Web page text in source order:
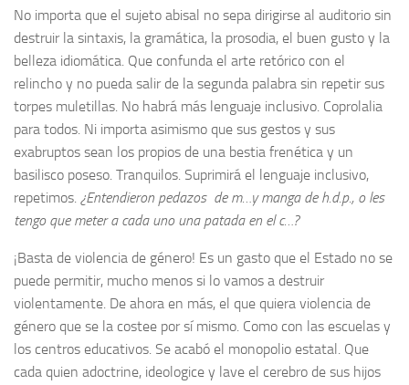
No importa que el sujeto abisal no sepa dirigirse al auditorio sin
destruir la sintaxis, la gramática, la prosodia, el buen gusto y la
belleza idiomática. Que confunda el arte retórico con el
relincho y no pueda salir de la segunda palabra sin repetir sus
torpes muletillas. No habrá más lenguaje inclusivo. Coprolalia
para todos. Ni importa asimismo que sus gestos y sus
exabruptos sean los propios de una bestia frenética y un
basilisco poseso. Tranquilos. Suprimirá el lenguaje inclusivo,
repetimos. ¿Entendieron pedazos de m…y manga de h.d.p., o les
tengo que meter a cada uno una patada en el c…?
¡Basta de violencia de género! Es un gasto que el Estado no se
puede permitir, mucho menos si lo vamos a destruir
violentamente. De ahora en más, el que quiera violencia de
género que se la costee por sí mismo. Como con las escuelas y
los centros educativos. Se acabó el monopolio estatal. Que
cada quien adoctrine, ideologice y lave el cerebro de sus hijos